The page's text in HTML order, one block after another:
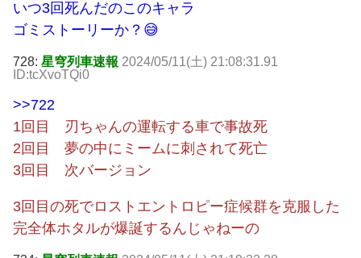
いつ3回死んだのこのキャラ
ゴミストーリーか？😅
728: 星穹列車速報 2024/05/11(土) 21:08:31.91
ID:tcXvoTQi0
>>722
1回目 刃ちゃんの運転する車で事故死
2回目 夢の中にミームに刺されて死亡
3回目 次バージョン
3回目の死でロストエントロピー症候群を克服した
完全体ホタルが爆誕するんじゃねーの